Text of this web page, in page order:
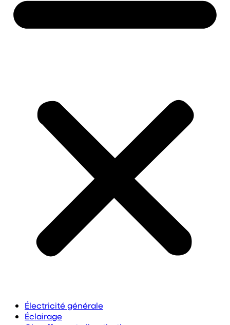
Électricité générale
Éclairage